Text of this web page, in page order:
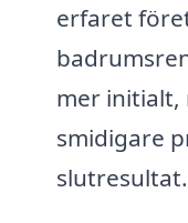
erfaret
mer initialt,
smidigare
slutresultat.